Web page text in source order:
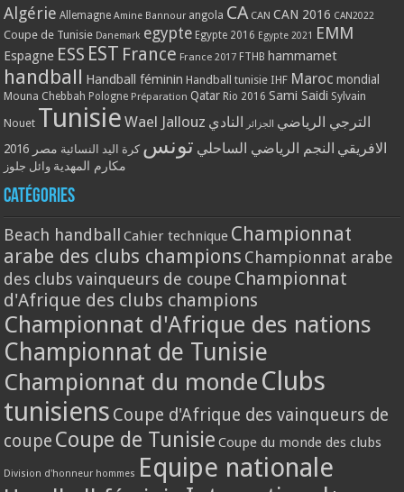
Algérie Allemagne Amine Bannour angola CA CAN CAN 2016 CAN2022
Coupe de Tunisie Danemark egypte Egypte 2016 Egypte 2021 EMM
Espagne ESS EST France France 2017 FTHB hammamet
handball Handball féminin Handball tunisie IHF Maroc mondial
Mouna Chebbah Pologne Préparation Qatar Rio 2016 Sami Saidi Sylvain
Nouet Tunisie Wael Jallouz الترجي الرياضي الجزائر النادي
الافريقي النجم الرياضي الساحلي تونس كرة اليد النسائية مصر 2016
مكارم المهدية وائل جلوز
Catégories
Beach handball Cahier technique Championnat
arabe des clubs champions Championnat arabe
des clubs vainqueurs de coupe Championnat
d'Afrique des clubs champions
Championnat d'Afrique des nations
Championnat de Tunisie
Championnat du monde Clubs
tunisiens Coupe d'Afrique des vainqueurs de
coupe Coupe de Tunisie Coupe du monde des clubs
Division d'honneur hommes Equipe nationale